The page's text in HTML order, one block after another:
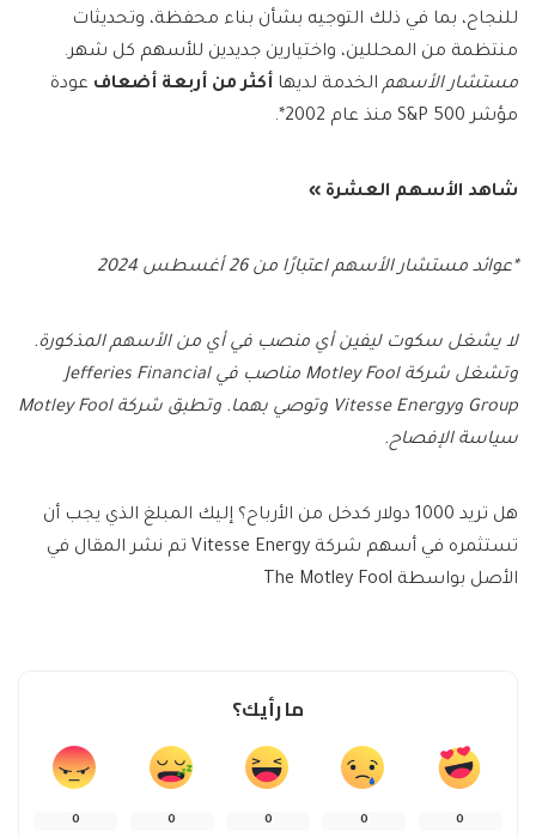
للنجاح، بما في ذلك التوجيه بشأن بناء محفظة، وتحديثات
منتظمة من المحللين، واختيارين جديدين للأسهم كل شهر.
مستشار الأسهم الخدمة لديها أكثر من أربعة أضعاف عودة
مؤشر S&P 500 منذ عام 2002*.
شاهد الأسهم العشرة »
*عوائد مستشار الأسهم اعتبارًا من 26 أغسطس 2024
لا يشغل سكوت ليفين أي منصب في أي من الأسهم المذكورة.
وتشغل شركة Motley Fool مناصب في Jefferies Financial
Group وVitesse Energy وتوصي بهما. وتطبق شركة Motley Fool
سياسة الإفصاح.
هل تريد 1000 دولار كدخل من الأرباح؟ إليك المبلغ الذي يجب أن
تستثمره في أسهم شركة Vitesse Energy تم نشر المقال في
الأصل بواسطة The Motley Fool
ما رأيك؟
0
0
0
0
0